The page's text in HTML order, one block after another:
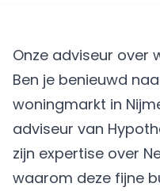
Onze adviseur over
Ben je benieuwd
woningmarkt in
adviseur van
zijn expertise over
waarom deze fijne